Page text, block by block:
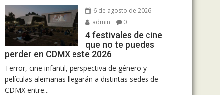
6 de agosto de 2026
admin
0
4 festivales de cine
que no te puedes
perder en CDMX este 2026
Terror, cine infantil, perspectiva de género y
películas alemanas llegarán a distintas sedes de
CDMX entre...